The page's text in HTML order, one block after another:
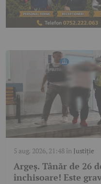
5 aug. 2026, 21:48în Justiție
Argeș. Tânăr de 26
închisoare! Este